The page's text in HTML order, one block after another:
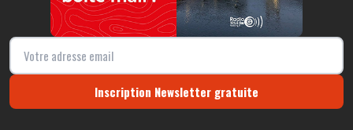
Inscription Newsletter gratuite